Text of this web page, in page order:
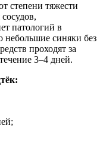
степени тяжести
патологий в
небольшие синяки без
проходят за
3–4 дней.